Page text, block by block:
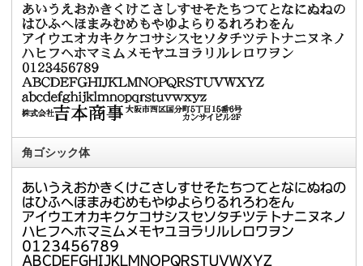
角ゴシック体